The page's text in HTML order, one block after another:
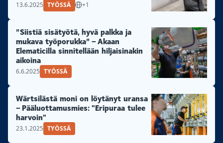
13.6.2025 TYÖSSÄ +1
”Siistiä sisätyötä, hyvä palkka ja
mukava työporukka” – Akaan
Elematicilla sinnitellään hiljaisinakin
aikoina
6.6.2025 TYÖSSÄ
Wärtsilästä moni on löytänyt uransa
– Pääluottamusmies: "Eripuraa tulee
harvoin"
23.1.2025 TYÖSSÄ